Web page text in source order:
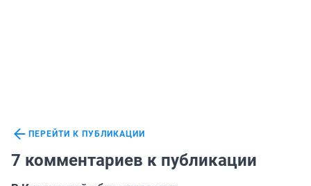
ПЕРЕЙТИ К ПУБЛИКАЦИИ
7 комментариев к публикации